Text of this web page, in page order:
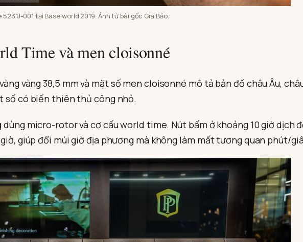
5231J-001 tại Baselworld 2019. Ảnh từ bài gốc Gia Bảo.
Time và men cloisonné
vàng 38,5 mm và mặt số men cloisonné mô tả bản đồ châu Âu,
số có biến thiên thủ công nhỏ.
micro-rotor và cơ cấu world time. Nút bấm ở khoảng 10 giờ dịch
giúp đổi múi giờ địa phương mà không làm mất tương quan phút/